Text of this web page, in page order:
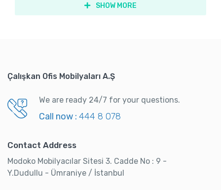
SHOW MORE
Çalışkan Ofis Mobilyaları A.Ş
We are ready 24/7 for your questions.
Call now : 444 8 078
Contact Address
Modoko Mobilyacılar Sitesi 3. Cadde No : 9 -
Y.Dudullu - Ümraniye / İstanbul